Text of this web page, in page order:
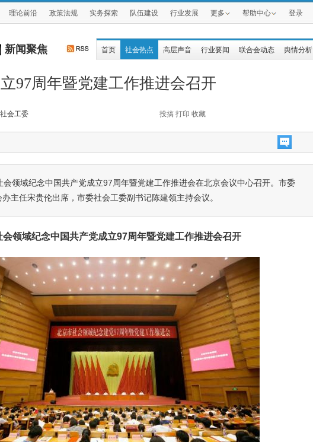
理论前沿 政策法规 实务探索 队伍建设 行业发展 更多 帮助中心 登录
新闻聚焦 首页 社会热点 高层声音 行业要闻 联合会动态 舆情分析
97周年暨党建工作推进会召开
会工委 投搞 打印 收藏
会领域纪念中国共产党成立97周年暨党建工作推进会在北京会议中心召开。市委
主任宋贵伦出席，市委社会工委副书记陈建领主持会议。
会领域纪念中国共产党成立97周年暨党建工作推进会召开